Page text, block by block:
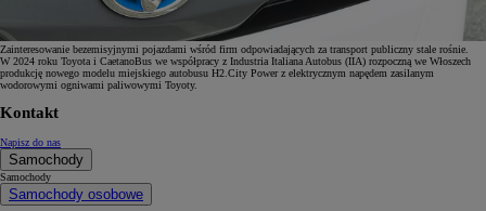
Zainteresowanie bezemisyjnymi pojazdami wśród firm odpowiadających za transport publiczny stale rośnie.
W 2024 roku Toyota i CaetanoBus we współpracy z Industria Italiana Autobus (IIA) rozpoczną we Włoszech
produkcję nowego modelu miejskiego autobusu H2.City Power z elektrycznym napędem zasilanym
wodorowymi ogniwami paliwowymi Toyoty.
Kontakt
Napisz do nas
Samochody
Samochody
Samochody osobowe